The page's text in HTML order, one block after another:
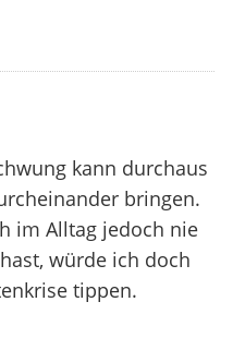
kann durchaus
bringen.
im Alltag jedoch nie
würde ich doch
tippen.